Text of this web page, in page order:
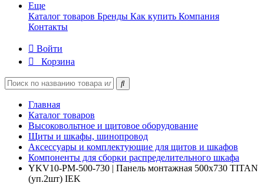
Еще
Каталог товаров Бренды Как купить Компания
Контакты
Войти
Корзина
Главная
Каталог товаров
Высоковольтное и щитовое оборудование
Щиты и шкафы, шинопровод
Аксессуары и комплектующие для щитов и шкафов
Компоненты для сборки распределительного шкафа
YKV10-PM-500-730 | Панель монтажная 500х730 TITAN
(уп.2шт) IEK